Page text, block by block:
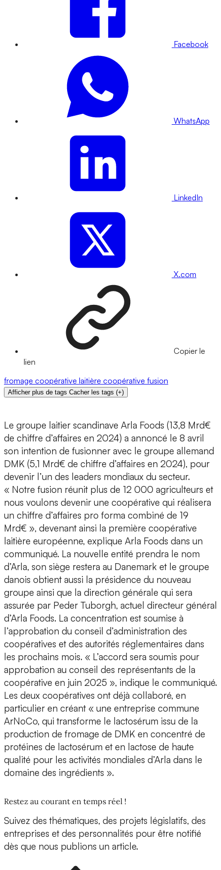
Facebook
WhatsApp
LinkedIn
X.com
Copier le
lien
fromage coopérative laitière coopérative fusion
Afficher plus de tags Cacher les tags (+)
Le groupe laitier scandinave Arla Foods (13,8 Mrd€
de chiffre d’affaires en 2024) a annoncé le 8 avril
son intention de fusionner avec le groupe allemand
DMK (5,1 Mrd€ de chiffre d’affaires en 2024), pour
devenir l’un des leaders mondiaux du secteur.
« Notre fusion réunit plus de 12 000 agriculteurs et
nous voulons devenir une coopérative qui réalisera
un chiffre d’affaires pro forma combiné de 19
Mrd€ », devenant ainsi la première coopérative
laitière européenne, explique Arla Foods dans un
communiqué. La nouvelle entité prendra le nom
d’Arla, son siège restera au Danemark et le groupe
danois obtient aussi la présidence du nouveau
groupe ainsi que la direction générale qui sera
assurée par Peder Tuborgh, actuel directeur général
d’Arla Foods. La concentration est soumise à
l’approbation du conseil d’administration des
coopératives et des autorités réglementaires dans
les prochains mois. « L’accord sera soumis pour
approbation au conseil des représentants de la
coopérative en juin 2025 », indique le communiqué.
Les deux coopératives ont déjà collaboré, en
particulier en créant « une entreprise commune
ArNoCo, qui transforme le lactosérum issu de la
production de fromage de DMK en concentré de
protéines de lactosérum et en lactose de haute
qualité pour les activités mondiales d’Arla dans le
domaine des ingrédients ».
Restez au courant en temps réel !
Suivez des thématiques, des projets législatifs, des
entreprises et des personnalités pour être notifié
dès que nous publions un article.